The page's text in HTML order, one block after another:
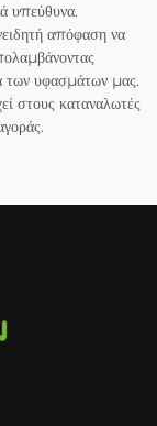
υπεύθυνα.
απόφαση να
των υφασμάτων μας.
στους καταναλωτές